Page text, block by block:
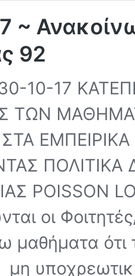
~
92
10-17
ΤΩΝ
ΠΟΛΙΤΙΚΑ
POISSON
οι
μαθήματα
μη